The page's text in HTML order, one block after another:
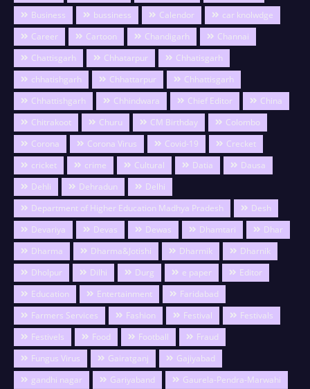
Business
bussiness Calendor
car knolwdge
Career
Cartoon Chandigarh
Channai
Chattisgarh
Chhatarpur
Chhatisgarh
chhatishgarh
Chhattarpur
Chhattisgarh
Chhattishgarh
Chhindwara Chief Editor
China
Chitrakoot
Churu CM Birthday
Colombo
Corona
Corona Virus Covid-19
Crecket
cricket
crime Cultural Datia
Dausa
Dehli
Dehradun
Delhi
Department of Higher Education Madhya Pradesh
Desh
Devariya
Devas Dewas Dhamtari
Dhar
Dharma
Dharma&Jotishi Dharmik
Dharnik
Dholpur
Dilhi Durg e paper
Editor
Education
Entertainment
Faridabad
Farmers Services
Fashion Festival
Festivals
Festivels
Food Football
Fraud
Fungus Virus
Gairatganj
Gajiyabad
gandhi nagar
Gariyaband
Gaurela-Pendra-Marwahi